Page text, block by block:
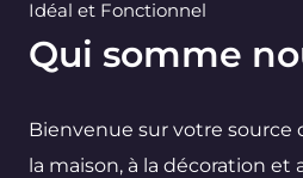
Idéal et Fonctionnel
Qui somme
Bienvenue sur votre source
la maison, à la décoration et